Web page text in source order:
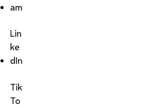
am
Lin
ke
dIn
Tik
To